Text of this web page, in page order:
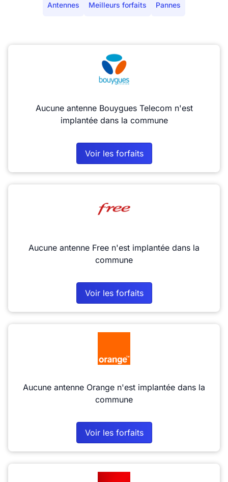
Antennes Meilleurs forfaits Pannes
Aucune antenne Bouygues Telecom n'est
implantée dans la commune
Voir les forfaits
Aucune antenne Free n'est implantée dans la
commune
Voir les forfaits
Aucune antenne Orange n'est implantée dans la
commune
Voir les forfaits